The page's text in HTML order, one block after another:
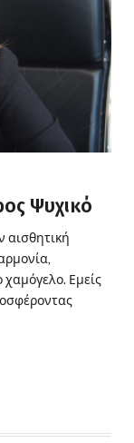
Ψυχικό
αισθητική
Εμείς